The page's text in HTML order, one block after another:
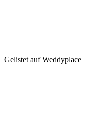
Gelistet auf Weddyplace